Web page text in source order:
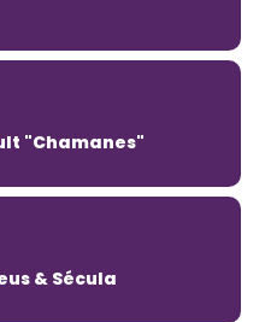
"Chamanes"
& Sécula